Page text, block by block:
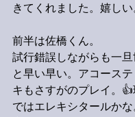
きてくれました。嬉し
前半は佐橋くん。
試行錯誤しながらも一
と早い早い。アコース
キもさすがのプレイ。
ではエレキシタールか